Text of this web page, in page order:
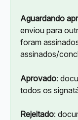
Aguardando
enviou para
foram
assinados/
Aprovado:
todos os
Rejeitado: